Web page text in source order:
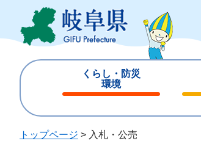
ジ
ュ
くらし・防災
環境
じ
じ
トップページ > 入札・公売